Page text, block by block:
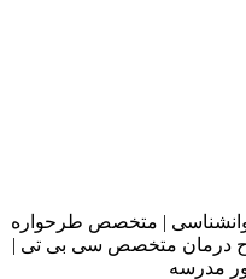
| متخصص طرحواره
درمان متخصص سی بی تی |
مدرسه